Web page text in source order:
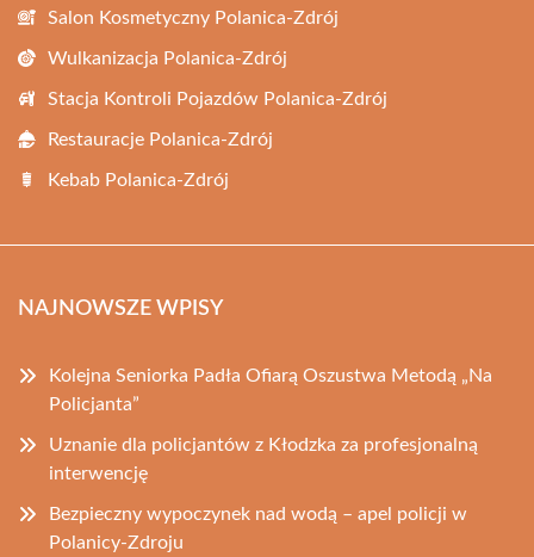
Salon Kosmetyczny Polanica-Zdrój
Wulkanizacja Polanica-Zdrój
Stacja Kontroli Pojazdów Polanica-Zdrój
Restauracje Polanica-Zdrój
Kebab Polanica-Zdrój
NAJNOWSZE WPISY
Kolejna Seniorka Padła Ofiarą Oszustwa Metodą „Na
Policjanta”
Uznanie dla policjantów z Kłodzka za profesjonalną
interwencję
Bezpieczny wypoczynek nad wodą – apel policji w
Polanicy-Zdroju